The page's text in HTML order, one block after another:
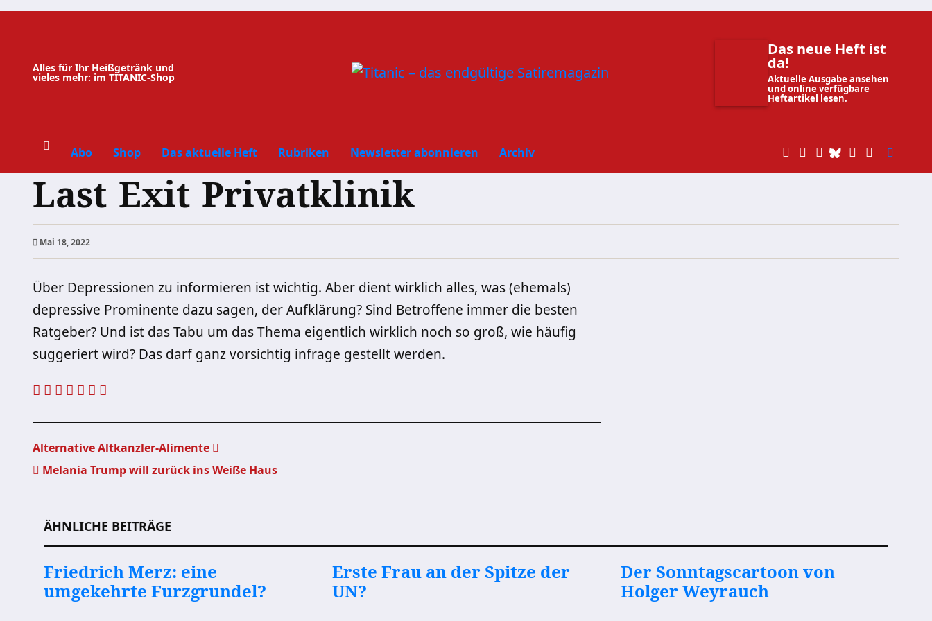
Zum
Alles für Ihr Heißgetränk und
vieles mehr: im TITANIC-Shop
Das neue Heft ist
da!
Aktuelle Ausgabe ansehen
und online verfügbare
Heftartikel lesen.
Abo Shop Das aktuelle Heft Rubriken Newsletter abonnieren Archiv
Last Exit Privatklinik
Mai 18, 2022
Über Depressionen zu informieren ist wichtig. Aber dient wirklich alles, was (ehemals)
depressive Prominente dazu sagen, der Aufklärung? Sind Betroffene immer die besten
Ratgeber? Und ist das Tabu um das Thema eigentlich wirklich noch so groß, wie häufig
suggeriert wird? Das darf ganz vorsichtig infrage gestellt werden.
Alternative Altkanzler-Alimente
Melania Trump will zurück ins Weiße Haus
ÄHNLICHE BEITRÄGE
Friedrich Merz: eine
umgekehrte Furzgrundel?
Erste Frau an der Spitze der
UN?
Der Sonntagscartoon von
Holger Weyrauch